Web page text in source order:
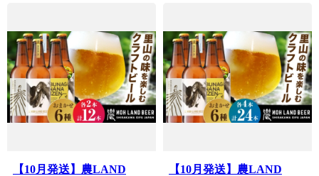
【10月発送】農LAND
【10月発送】農LAND